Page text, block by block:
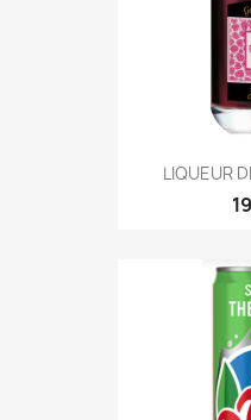
LIQUEUR